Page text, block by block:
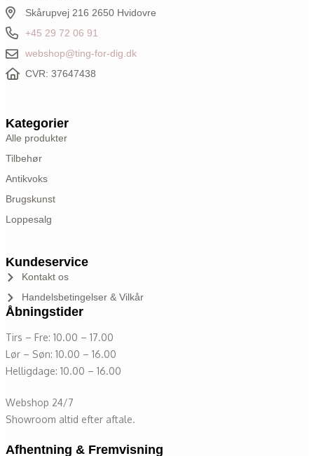
Skårupvej 216 2650 Hvidovre
+45 29 72 06 91
webshop@ting-for-dig.dk
CVR: 37647438
Kategorier
Alle produkter
Tilbehør
Antikvoks
Brugskunst
Loppesalg
Kundeservice
Kontakt os
Handelsbetingelser & Vilkår
Åbningstider
Tirs – Fre: 10.00 – 17.00
Lør – Søn: 10.00 – 16.00
Helligdage: 10.00 – 16.00
Webshop 24/7
Showroom altid efter aftale.
Afhentning & Fremvisning